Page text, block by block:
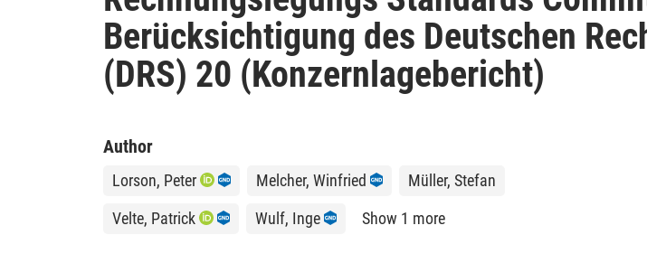
Berücksichtigung des Deutschen
(DRS) 20 (Konzernlagebericht)
Author
Lorson, Peter Melcher, Winfried
Müller, Stefan
Velte, Patrick
Wulf, Inge Show 1 more